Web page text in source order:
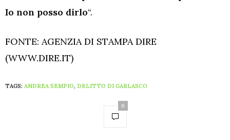
Io non posso dirlo“.
FONTE: AGENZIA DI STAMPA DIRE
(WWW.DIRE.IT)
TAGS: ANDREA SEMPIO, DELITTO DI GARLASCO
0